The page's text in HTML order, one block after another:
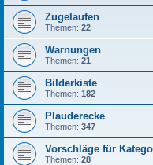
Zugelaufen
Themen: 22
Warnungen
Themen: 21
Bilderkiste
Themen: 182
Plauderecke
Themen: 347
Vorschläge für
Themen: 28